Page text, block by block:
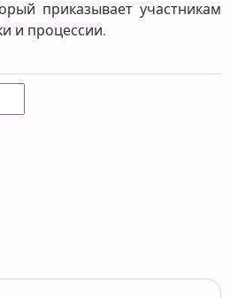
приказывает участникам
и процессии.